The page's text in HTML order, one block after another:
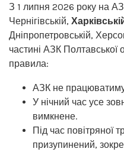
З 1 липня 2026 року на
Чернігівській,
Дніпропетровській,
частині АЗК Полтавської
правила:
АЗК не
У нічний час усе
вимкнене.
Під час повітряної
призупинений,